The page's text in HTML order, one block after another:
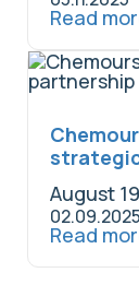
Read
02.09.2025
Read